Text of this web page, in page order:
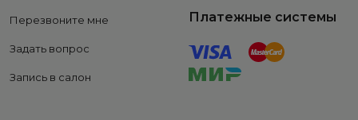
Перезвоните мне
Задать вопрос
Запись в салон
Платежные системы